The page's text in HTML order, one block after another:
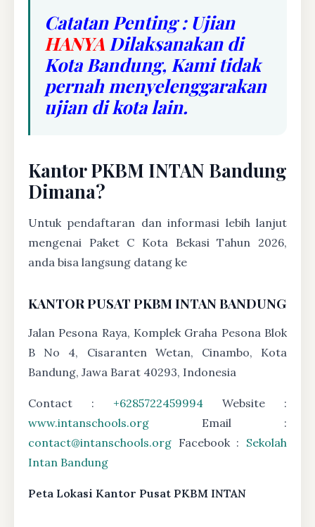
Catatan Penting : Ujian
HANYA Dilaksanakan di
Kota Bandung, Kami tidak
pernah menyelenggarakan
ujian di kota lain.
Kantor PKBM INTAN Bandung
Dimana?
Untuk pendaftaran dan informasi lebih lanjut
mengenai Paket C Kota Bekasi Tahun 2026,
anda bisa langsung datang ke
KANTOR PUSAT PKBM INTAN BANDUNG
Jalan Pesona Raya, Komplek Graha Pesona Blok
B No 4, Cisaranten Wetan, Cinambo, Kota
Bandung, Jawa Barat 40293, Indonesia
Contact : +6285722459994 Website :
www.intanschools.org Email :
contact@intanschools.org Facebook : Sekolah
Intan Bandung
Peta Lokasi Kantor Pusat PKBM INTAN